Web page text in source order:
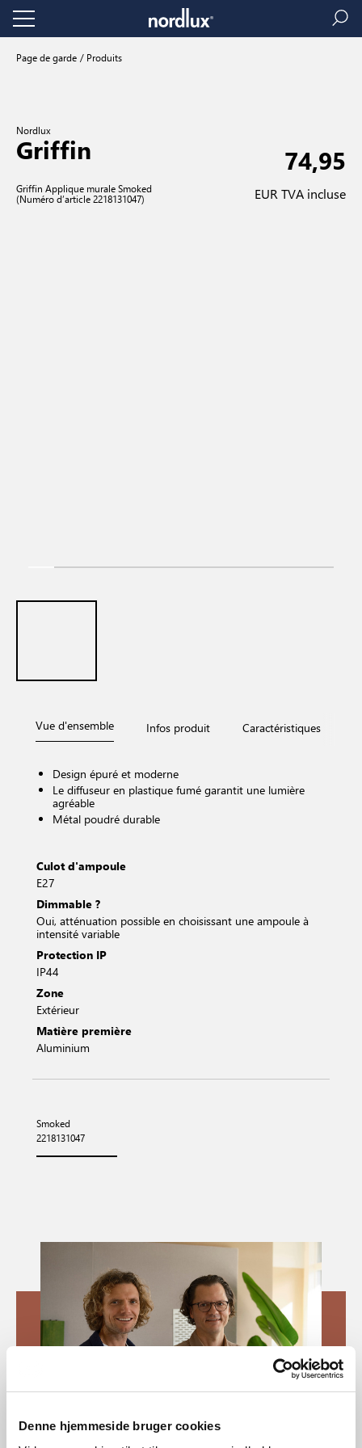
Denne hjemmeside bruger cookies
Page de garde Produits
Nordlux
Griffin
Griffin Applique murale Smoked
(Numéro d’article 2218131047)
74,95
EUR TVA incluse
Vue d'ensemble Infos produit Caractéristiques
Design épuré et moderne
Le diffuseur en plastique fumé garantit une lumière
agréable
Métal poudré durable
Culot d'ampoule
E27
Dimmable ?
Oui, atténuation possible en choisissant une ampoule à
intensité variable
Protection IP
IP44
Zone
Extérieur
Matière première
Aluminium
Smoked
2218131047